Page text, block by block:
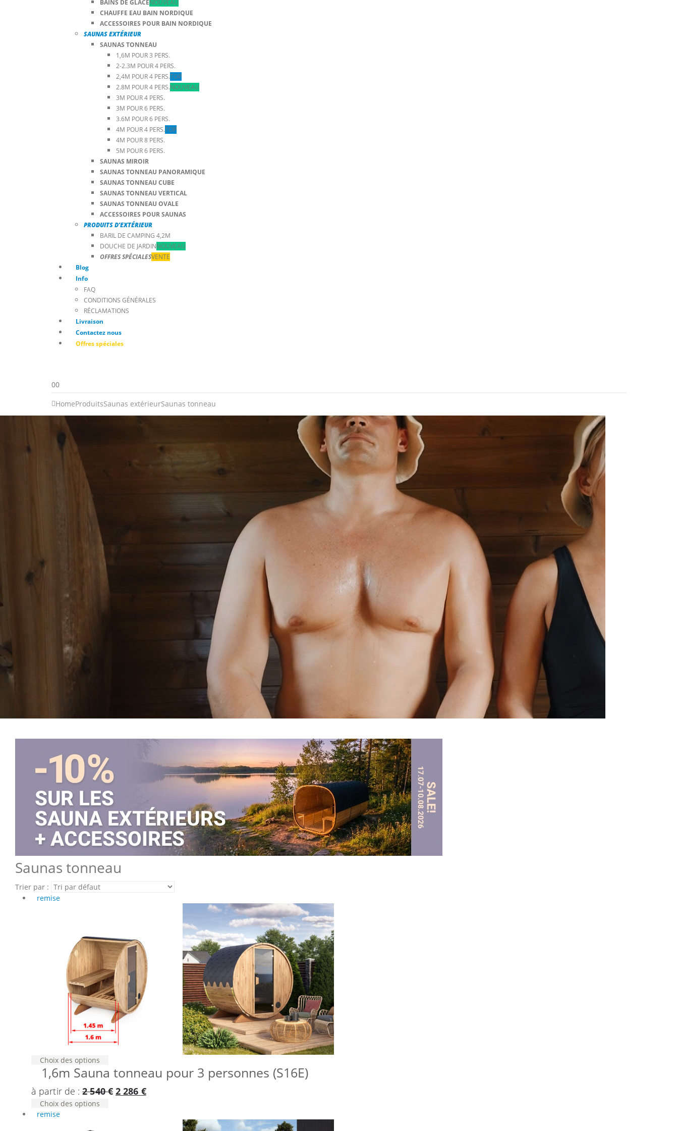
BAINS DE GLACENOUVEAU
CHAUFFE EAU BAIN NORDIQUE
ACCESSOIRES POUR BAIN NORDIQUE
SAUNAS EXTÉRIEUR
SAUNAS TONNEAU
1,6M POUR 3 PERS.
2-2.3M POUR 4 PERS.
2,4M POUR 4 PERS.TOP
2.8M POUR 4 PERS.NOUVEAU
3M POUR 4 PERS.
3M POUR 6 PERS.
3.6M POUR 6 PERS.
4M POUR 4 PERS.TOP
4M POUR 8 PERS.
5M POUR 6 PERS.
SAUNAS MIROIR
SAUNAS TONNEAU PANORAMIQUE
SAUNAS TONNEAU CUBE
SAUNAS TONNEAU VERTICAL
SAUNAS TONNEAU OVALE
ACCESSOIRES POUR SAUNAS
PRODUITS D’EXTÉRIEUR
BARIL DE CAMPING 4,2M
DOUCHE DE JARDINNOUVEAU
OFFRES SPÉCIALESVENTE
Blog
Info
FAQ
CONDITIONS GÉNÉRALES
RÉCLAMATIONS
Livraison
Contactez nous
Offres spéciales
00
HomeProduitsSaunas extérieurSaunas tonneau
Saunas tonneau
Trier par :
remise
Choix des options
produit
a
plusieurs
1,6m Sauna tonneau pour 3 personnes (S16E)
à partir de :2 540€ Le
2 286 €Le
Choix des options
remise